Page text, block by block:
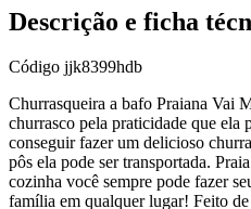
Descrição e ficha
Código jjk8399hdb
Churrasqueira a bafo Praiana Vai
churrasco pela praticidade que
conseguir fazer um delicioso
pôs ela pode ser transportada.
cozinha você sempre pode fazer
família em qualquer lugar! Feito